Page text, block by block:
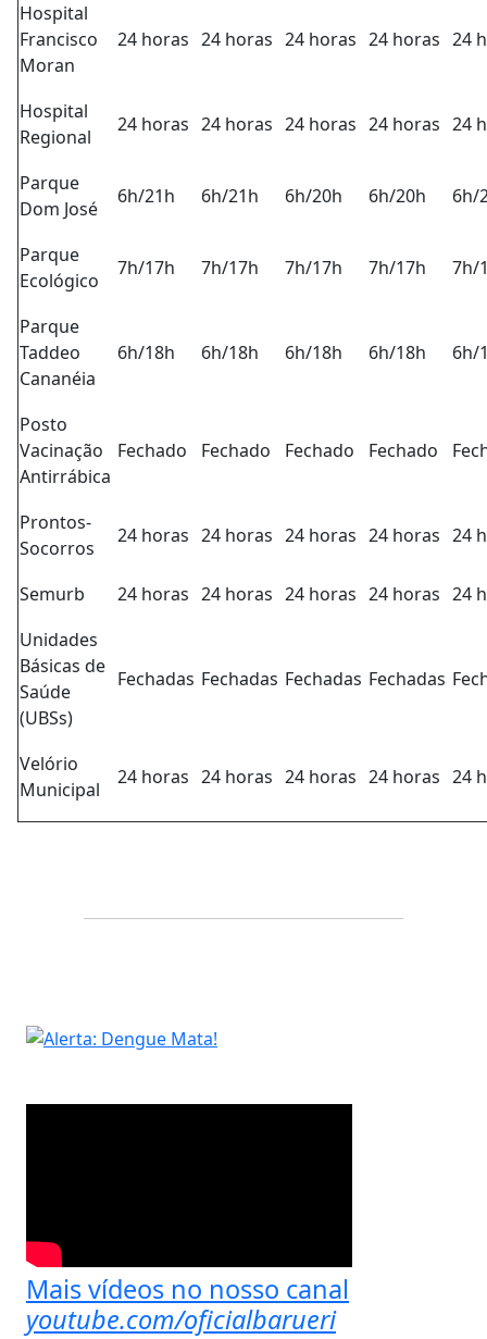
Hospital
Francisco
Moran
24 horas 24 horas 24 horas 24 horas 24
Hospital
Regional
24 horas 24 horas 24 horas 24 horas 24
Parque
Dom José
6h/21h 6h/21h 6h/20h 6h/20h 6h/
Parque
Ecológico
7h/17h 7h/17h 7h/17h 7h/17h 7h/
Parque
Taddeo
Cananéia
6h/18h 6h/18h 6h/18h 6h/18h 6h/
Posto
Vacinação
Antirrábica
Fechado Fechado Fechado Fechado
Prontos-
Socorros
24 horas 24 horas 24 horas 24 horas 24
Semurb 24 horas 24 horas 24 horas 24 horas 24
Unidades
Básicas de
Saúde
(UBSs)
Fechadas Fechadas Fechadas Fechadas
Velório
Municipal
24 horas 24 horas 24 horas 24 horas 24
Mais vídeos no nosso canal
youtube.com/oficialbarueri